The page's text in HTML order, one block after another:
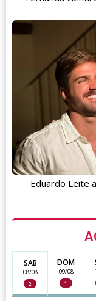
SAB
08/08
2
DOM
09/08
1
Eduardo Leite